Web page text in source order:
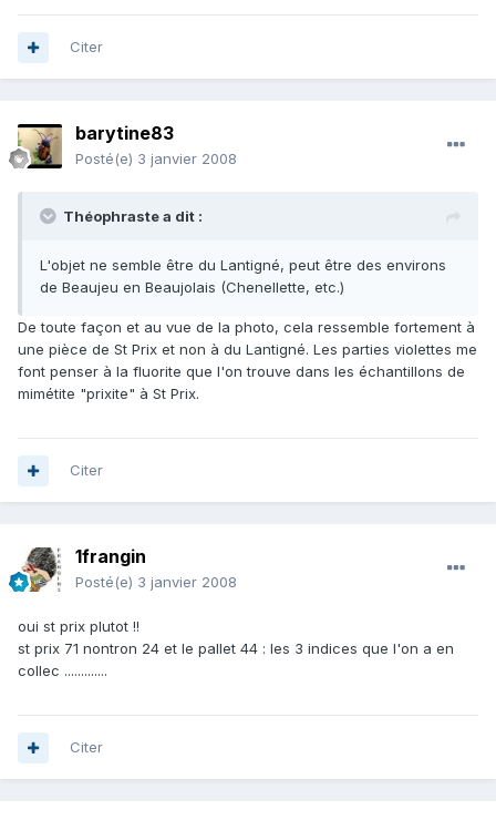
Citer
barytine83
Posté(e) 3 janvier 2008
Théophraste a dit :
L'objet ne semble être du Lantigné, peut être des environs
de Beaujeu en Beaujolais (Chenellette, etc.)
De toute façon et au vue de la photo, cela ressemble fortement à
une pièce de St Prix et non à du Lantigné. Les parties violettes me
font penser à la fluorite que l'on trouve dans les échantillons de
mimétite "prixite" à St Prix.
Citer
1frangin
Posté(e) 3 janvier 2008
oui st prix plutot !!
st prix 71 nontron 24 et le pallet 44 : les 3 indices que l'on a en
collec .............
Citer